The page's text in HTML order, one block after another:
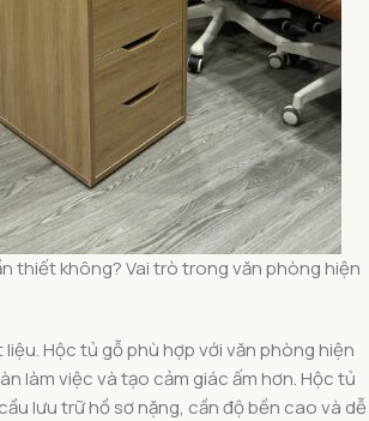
thiết không? Vai trò trong văn phòng hiện
Hộc tủ gỗ phù hợp với văn phòng hiện
làm việc và tạo cảm giác ấm hơn. Hộc tủ
lưu trữ hồ sơ nặng, cần độ bền cao và dễ